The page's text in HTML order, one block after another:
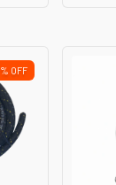
% OFF